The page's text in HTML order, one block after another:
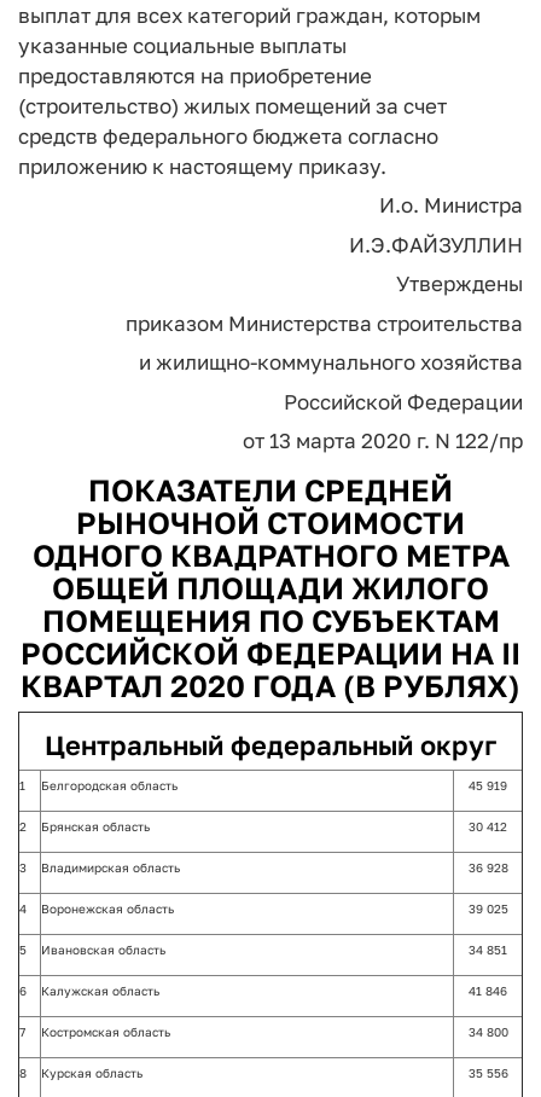
выплат для всех категорий граждан, которым
указанные социальные выплаты
предоставляются на приобретение
(строительство) жилых помещений за счет
средств федерального бюджета согласно
приложению к настоящему приказу.
И.о. Министра
И.Э.ФАЙЗУЛЛИН
Утверждены
приказом Министерства строительства
и жилищно-коммунального хозяйства
Российской Федерации
от 13 марта 2020 г. N 122/пр
ПОКАЗАТЕЛИ СРЕДНЕЙ
РЫНОЧНОЙ СТОИМОСТИ
ОДНОГО КВАДРАТНОГО МЕТРА
ОБЩЕЙ ПЛОЩАДИ ЖИЛОГО
ПОМЕЩЕНИЯ ПО СУБЪЕКТАМ
РОССИЙСКОЙ ФЕДЕРАЦИИ НА II
КВАРТАЛ 2020 ГОДА (В РУБЛЯХ)
Центральный федеральный округ
1 Белгородская область 45 919
2 Брянская область 30 412
3 Владимирская область 36 928
4 Воронежская область 39 025
5 Ивановская область 34 851
6 Калужская область 41 846
7 Костромская область 34 800
8 Курская область 35 556